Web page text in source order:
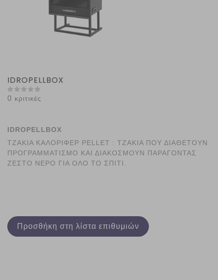
IDROPELLBOX
0 κριτικές
IDROPELLBOX
ΤΖΑΚΙΑ ΚΑΛΟΡΙΦΕΡ PELLET : ΤΖΑΚΙΑ ΠΟΥ ΔΙΑΘΕΤΟΥΝ
ΠΡΟΓΡΑΜΜΑΤΙΣΜΟ ΚΑΙ ΔΙΑΚΟΣΜΟΥΝ ΠΑΡΑΓΟΝΤΑΣ
ΖΕΣΤΟ ΝΕΡΟ ΓΙΑ ΟΛΟ ΤΟ ΣΠΙΤΙ.
Προσθήκη στη λίστα επιθυμιών